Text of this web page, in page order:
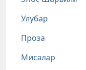
Улубар
Проза
Мисалар